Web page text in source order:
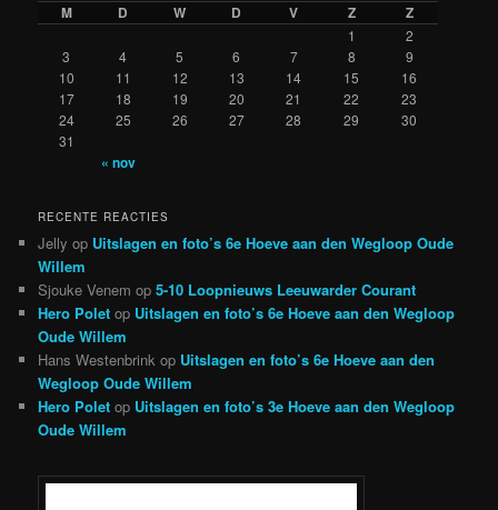
M D W D V Z Z
1
2
3
4 5 6 7 8
9
10
11 12 13 14 15
16
17
18 19 20 21 22
23
24
25 26 27 28 29
30
31
« nov
RECENTE REACTIES
Jelly op Uitslagen en foto’s 6e Hoeve aan den Wegloop Oude
Willem
Sjouke Venem op5-10 Loopnieuws Leeuwarder Courant
Hero Polet op Uitslagen en foto’s 6e Hoeve aan den Wegloop
Oude Willem
Hans Westenbrink op Uitslagen en foto’s 6e Hoeve aan den
Wegloop Oude Willem
Hero Polet op Uitslagen en foto’s 3e Hoeve aan den Wegloop
Oude Willem